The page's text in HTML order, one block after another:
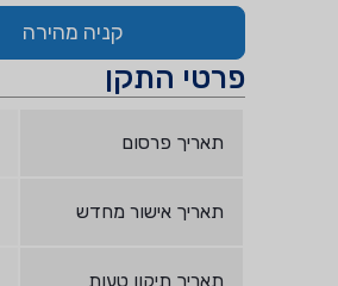
קניה מהירה
פרטי התקן
תאריך פרסום
תאריך אישור מחדש
תאריך תיקון טעות